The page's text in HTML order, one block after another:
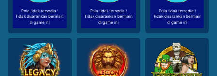
Pola tidak tersedia !
Tidak disarankan bermain
di game ini
Pola tidak tersedia !
Tidak disarankan bermain
di game ini
Pola tidak tersedia !
Tidak disarankan bermain
di game ini